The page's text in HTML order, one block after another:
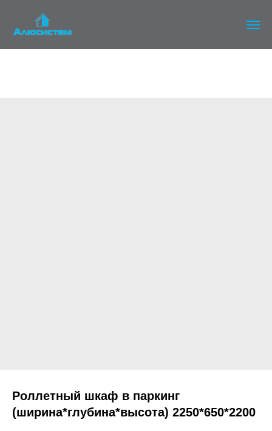
Роллетный шкаф в паркинг
(ширина*глубина*высота) 2250*650*2200